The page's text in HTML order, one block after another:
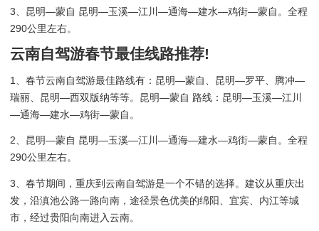
3、昆明—蒙自 昆明—玉溪—江川—通海—建水—鸡街—蒙自。全程
290公里左右。
云南自驾游春节最佳线路推荐!
1、春节云南自驾游最佳路线有：昆明—蒙自、昆明—罗平、腾冲—
瑞丽、昆明—西双版纳等等。昆明—蒙自 路线：昆明—玉溪—江川
—通海—建水—鸡街—蒙自。
2、昆明—蒙自 昆明—玉溪—江川—通海—建水—鸡街—蒙自。全程
290公里左右。
3、春节期间，重庆到云南自驾游是一个不错的选择。建议从重庆出
发，沿滇池公路一路向南，途径景色优美的绵阳、宜宾、内江等城
市，经过贵阳向南进入云南。